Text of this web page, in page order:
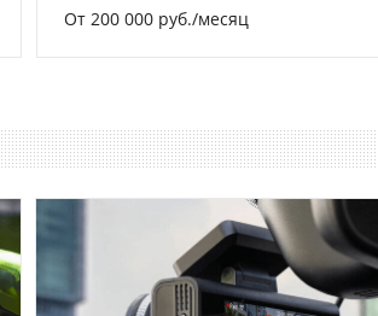
От 200 000 руб./месяц